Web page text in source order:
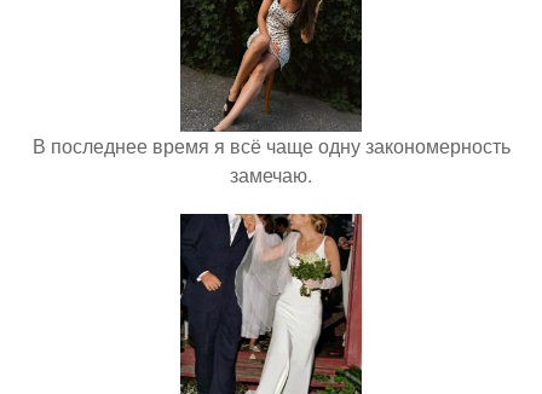
В последнее время я всё чаще одну закономерность
замечаю.